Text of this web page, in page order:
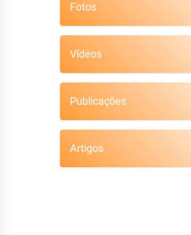
Fotos
Vídeos
Publicações
Artigos